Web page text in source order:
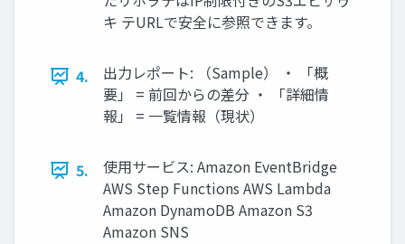
キ テURLで安全に参照できます。
4.
出⼒レポート: （Sample） ‧ 「概
要」 = 前回からの差分 ‧ 「詳細情
報」 = ⼀覧情報（現状）
5.
使⽤サービス: Amazon EventBridge
AWS Step Functions AWS Lambda
Amazon DynamoDB Amazon S3
Amazon SNS